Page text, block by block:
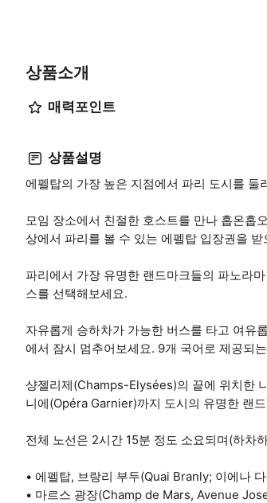
상품소개
매력포인트
상품설명
에펠탑의 가장 높은 지점에서 파리 도시를
모임 장소에서 친절한 호스트를 만나 홉온홉
상에서 파리를 볼 수 있는 에펠탑 입장권을 받
파리에서 가장 유명한 랜드마크들의 파노라
스를 선택해보세요.
자유롭게 승하차가 가능한 버스를 타고 여유
에서 잠시 멈추어보세요. 9개 국어로 제공되
샹젤리제(Champs-Elysées)의 끝에 위치한
니에(Opéra Garnier)까지 도시의 유명한 랜
전체 노선은 2시간 15분 정도 소요되며(하차
• 에펠탑, 브랑리 부두(Quai Branly; 이에나
• 마르스 광장(Champ de Mars, Avenue